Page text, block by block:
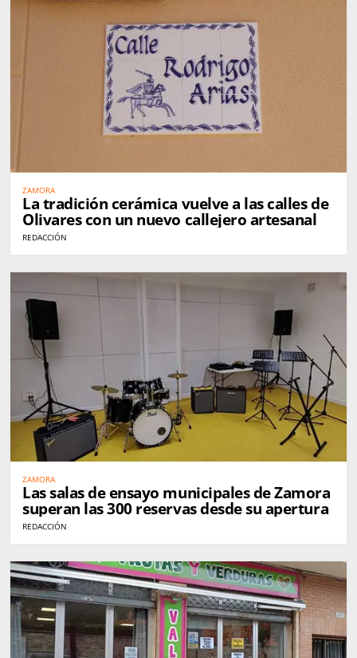
ZAMORA
La tradición cerámica vuelve a las calles de
Olivares con un nuevo callejero artesanal
REDACCIÓN
ZAMORA
Las salas de ensayo municipales de Zamora
superan las 300 reservas desde su apertura
REDACCIÓN